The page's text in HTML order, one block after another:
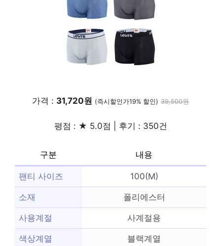
가격 : 31,720원 (즉시할인가19% 할인) 39,500원
평점 : ★ 5.0점 | 후기 : 350건
구분 내용
팬티 사이즈 100(M)
소재 폴리에스터
사용계절 사계절용
색상계열 블랙계열